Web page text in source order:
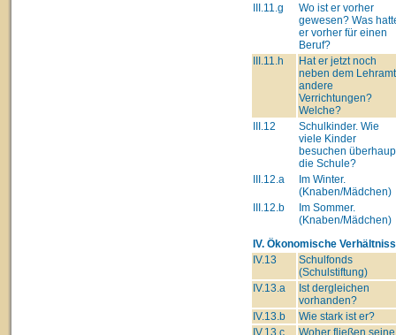
III.11.g
Wo ist er vorher
gewesen? Was
er vorher für einen
Beruf?
III.11.h
Hat er jetzt noch
neben dem
andere
Verrichtungen?
Welche?
III.12
Schulkinder. Wie
viele Kinder
besuchen
die Schule?
III.12.a
Im Winter.
(Knaben/Mädchen)
III.12.b
Im Sommer.
(Knaben/Mädchen)
IV. Ökonomische
IV.13
Schulfonds
(Schulstiftung)
IV.13.a
Ist dergleichen
vorhanden?
IV.13.b
Wie stark ist er?
IV.13.c
Woher fließen seine